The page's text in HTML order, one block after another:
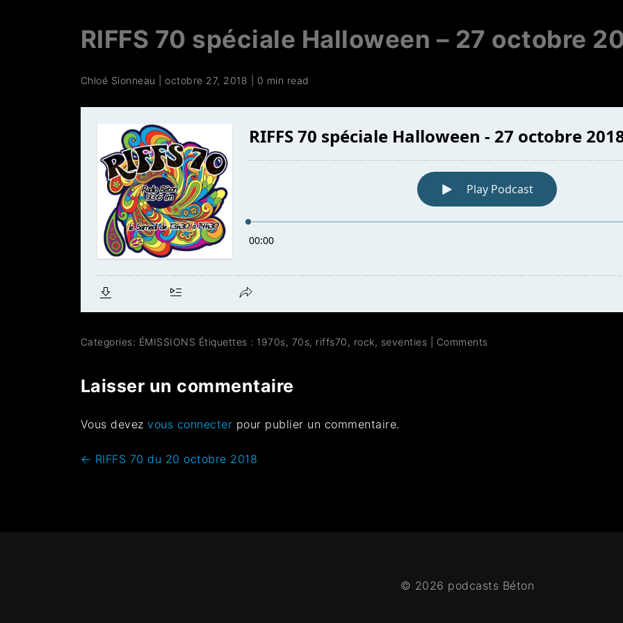
RIFFS 70 spéciale Halloween – ‎27 ‎octobre
Chloé Sionneau |octobre 27, 2018 0 min read
Categories: ÉMISSIONS Étiquettes : 1970s, 70s, riffs70 , rock, seventies Comments
Laisser un commentaire
Vous devezvous connecter pour publier un commentaire.
← RIFFS 70 du 20 octobre 2018
© 2026 podcasts Béton